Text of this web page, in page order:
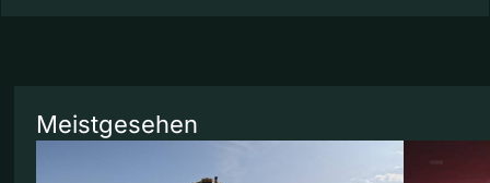
Meistgesehen